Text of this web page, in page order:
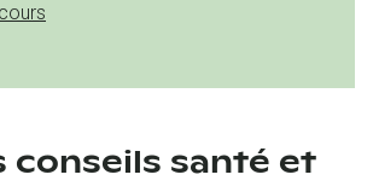
conseils santé et